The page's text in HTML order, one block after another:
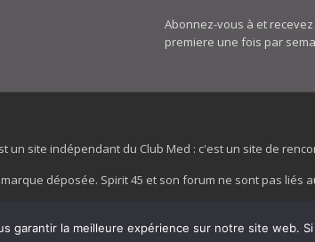
Abonnez-vous à et
premiere une fois par
un site indépendant du Club Med : c'est un site de
déposée. Spirit 45 et son forum ne sont pas
garantir la meilleure expérience sur notre site web.